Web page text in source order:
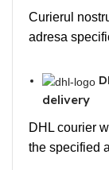
Curierul
adresa
delivery
DHL courier
the specified